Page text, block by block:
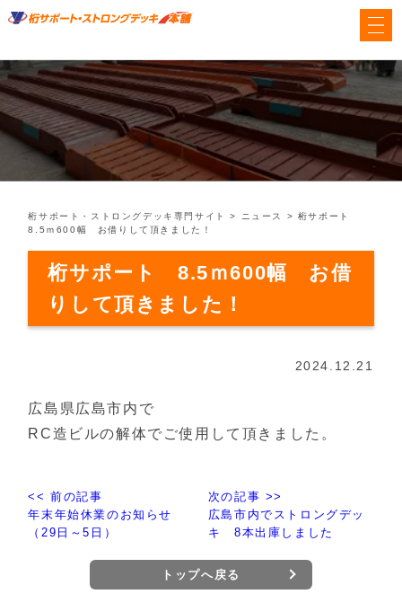
桁サポート・ストロングデッキ専門サイト > ニュース > 桁サポート
8.5ｍ600幅 お借りして頂きました！
桁サポート 8.5ｍ600幅 お借
りして頂きました！
2024.12.21
広島県広島市内で
RC造ビルの解体でご使用して頂きました。
<< 前の記事
年末年始休業のお知らせ
（29日～5日）
次の記事 >>
広島市内でストロングデッ
キ 8本出庫しました
トップへ戻る